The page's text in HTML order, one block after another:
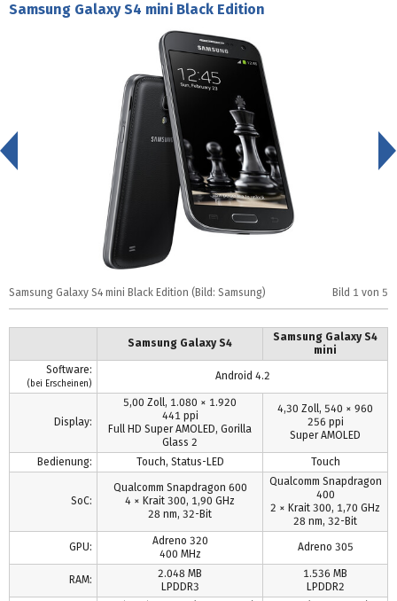
Samsung Galaxy S4 mini Black Edition
Samsung Galaxy S4 mini Black Edition (Bild: Samsung) Bild 1 von 5
<
Samsung Galaxy S4
Samsung Galaxy S4
mini
Software:
(bei Erscheinen)
Android 4.2
Display:
5,00 Zoll, 1.080 × 1.920
441 ppi
Full HD Super AMOLED, Gorilla
Glass 2
4,30 Zoll, 540 × 960
256 ppi
Super AMOLED
Bedienung: Touch, Status-LED Touch
SoC:
Qualcomm Snapdragon 600
4 × Krait 300, 1,90 GHz
28 nm, 32-Bit
Qualcomm Snapdragon
400
2 × Krait 300, 1,70 GHz
28 nm, 32-Bit
GPU:
Adreno 320
400 MHz
Adreno 305
RAM:
2.048 MB
LPDDR3
1.536 MB
LPDDR2